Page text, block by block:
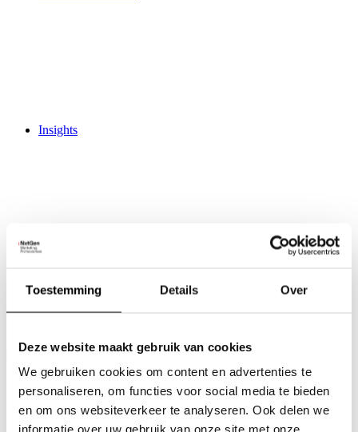
Toestemming Details Over
Deze website maakt gebruik van cookies
We gebruiken cookies om content en advertenties te
personaliseren, om functies voor social media te bieden
en om ons websiteverkeer te analyseren. Ook delen we
informatie over uw gebruik van onze site met onze
Insights
Activities
Creative Hub
Work
Contact